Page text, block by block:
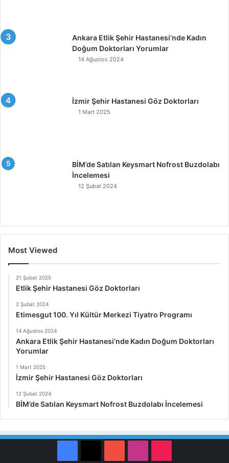
Ankara Etlik Şehir Hastanesi’nde Kadın
Doğum Doktorları Yorumlar
14 Ağustos 2024
İzmir Şehir Hastanesi Göz Doktorları
1 Mart 2025
BİM’de Satılan Keysmart Nofrost Buzdolabı
İncelemesi
12 Şubat 2024
Most Viewed
21 Şubat 2025
Etlik Şehir Hastanesi Göz Doktorları
2 Şubat 2024
Etimesgut 100. Yıl Kültür Merkezi Tiyatro Programı
14 Ağustos 2024
Ankara Etlik Şehir Hastanesi’nde Kadın Doğum Doktorları
Yorumlar
1 Mart 2025
İzmir Şehir Hastanesi Göz Doktorları
12 Şubat 2024
BİM’de Satılan Keysmart Nofrost Buzdolabı İncelemesi